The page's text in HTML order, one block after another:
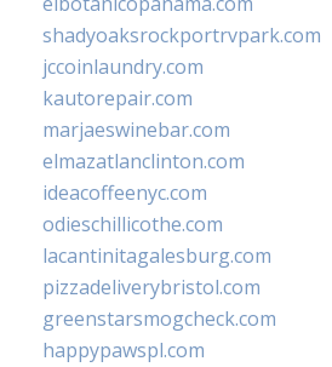
shadyoaksrockportrvpark.com
jccoinlaundry.com
kautorepair.com
marjaeswinebar.com
elmazatlanclinton.com
ideacoffeenyc.com
odieschillicothe.com
lacantinitagalesburg.com
pizzadeliverybristol.com
greenstarsmogcheck.com
happypawspl.com